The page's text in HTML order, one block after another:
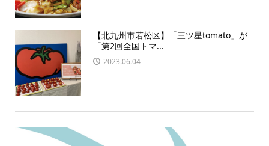
【北九州市若松区】「三ツ星tomato」が
「第2回全国トマ...
2023.06.04